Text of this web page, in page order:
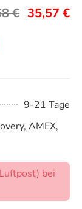
€ 35,57 €
9-21 Tage
AMEX,
bei